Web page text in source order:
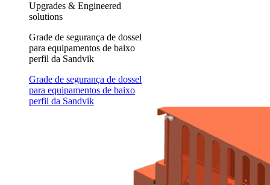
Upgrades & Engineered
solutions
Grade de segurança de dossel
para equipamentos de baixo
perfil da Sandvik
Grade de segurança de dossel
para equipamentos de baixo
perfil da Sandvik